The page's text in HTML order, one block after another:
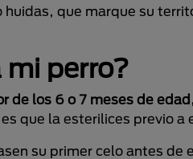
que marque su
mi perro?
de los 6 o 7 meses de
que la esterilices previo a
su primer celo antes